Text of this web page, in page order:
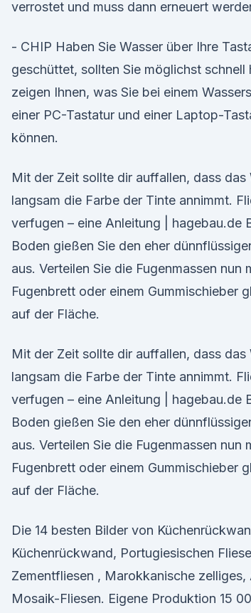
verrostet und muss dann erneuert
- CHIP Haben Sie Wasser über Ihre
geschüttet, sollten Sie möglichst schnell
zeigen Ihnen, was Sie bei einem
einer PC-Tastatur und einer Laptop-
können.
Mit der Zeit sollte dir auffallen, dass das
langsam die Farbe der Tinte annimmt.
verfugen – eine Anleitung | hagebau.de
Boden gießen Sie den eher
aus. Verteilen Sie die Fugenmassen nun
Fugenbrett oder einem Gummischieber
auf der Fläche.
Mit der Zeit sollte dir auffallen, dass das
langsam die Farbe der Tinte annimmt.
verfugen – eine Anleitung | hagebau.de
Boden gießen Sie den eher
aus. Verteilen Sie die Fugenmassen nun
Fugenbrett oder einem Gummischieber
auf der Fläche.
Die 14 besten Bilder von
Küchenrückwand, Portugiesischen
Zementfliesen , Marokkanische zelliges,
Mosaik-Fliesen. Eigene Produktion 15